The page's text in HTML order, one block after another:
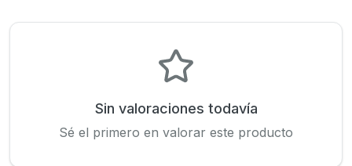
Sin valoraciones todavía
Sé el primero en valorar este producto